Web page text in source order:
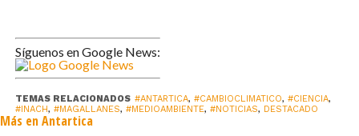
se aprobó la Política Antártica Nacional en 2017, el Plan
Estratégico Nacional 2015-2019 y la Visión Estratégica
– ¿Tiene algunas prioridades para este el de su trabajo en
Síguenos en Google News:
TEMAS RELACIONADOS #ANTARTICA, #CAMBIOCLIMATICO, #CIENCIA,
#INACH, #MAGALLANES, #MEDIOAMBIENTE, #NOTICIAS, DESTACADO
Más en Antartica